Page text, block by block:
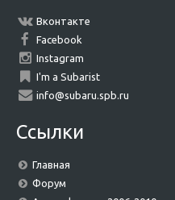
Вконтакте
Facebook
Instagram
I'm a Subarist
info@subaru.spb.ru
Ссылки
Главная
Форум